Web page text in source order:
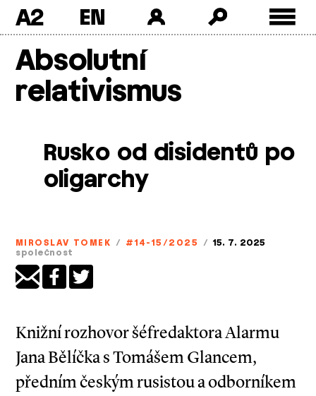
A2
Absolutní
relativismus
Rusko od disidentů po
oligarchy
MIROSLAV TOMEK / #14-15/2025 / 15. 7. 2025
společnost
Knižní rozhovor šéfredaktora Alarmu
Jana Bělíčka s Tomášem Glancem,
předním českým rusistou a odborníkem